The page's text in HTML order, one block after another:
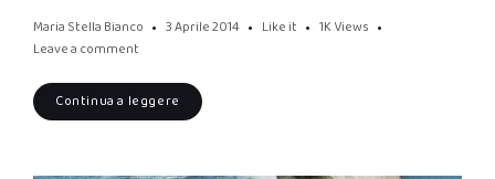
Maria Stella Bianco 3 Aprile 2014 Like it 1K Views
Leave a comment
Continua a leggere